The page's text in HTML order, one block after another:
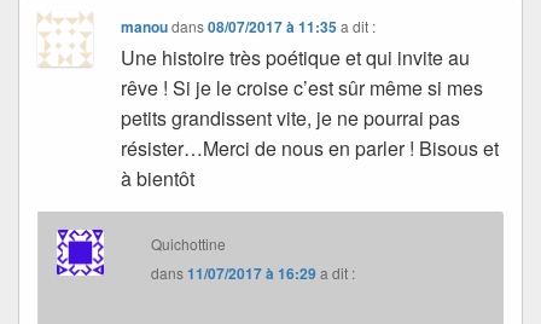
manoudans08/07/2017 à 11:35 a dit :
Une histoire très poétique et qui invite au
rêve ! Si je le croise c’est sûr même si mes
petits grandissent vite, je ne pourrai pas
résister…Merci de nous en parler ! Bisous et
à bientôt
Quichottine
dans11/07/2017 à 16:29a dit :